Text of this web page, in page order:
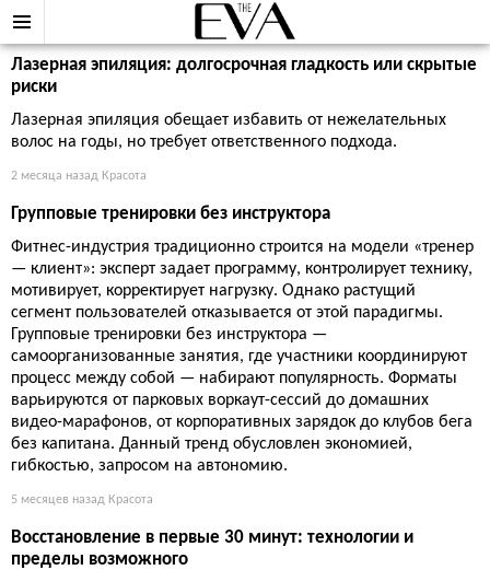
Лазерная эпиляция: долгосрочная гладкость или скрытые
риски
Лазерная эпиляция обещает избавить от нежелательных
волос на годы, но требует ответственного подхода.
2 месяца назад Красота
Групповые тренировки без инструктора
Фитнес-индустрия традиционно строится на модели «тренер
— клиент»: эксперт задает программу, контролирует технику,
мотивирует, корректирует нагрузку. Однако растущий
сегмент пользователей отказывается от этой парадигмы.
Групповые тренировки без инструктора —
самоорганизованные занятия, где участники координируют
процесс между собой — набирают популярность. Форматы
варьируются от парковых воркаут-сессий до домашних
видео-марафонов, от корпоративных зарядок до клубов бега
без капитана. Данный тренд обусловлен экономией,
гибкостью, запросом на автономию.
5 месяцев назад Красота
Восстановление в первые 30 минут: технологии и
пределы возможного